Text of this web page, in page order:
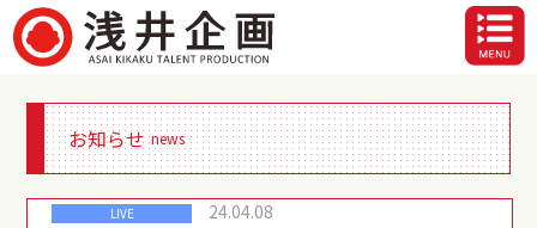
お知らせ news
LIVE 24.04.08